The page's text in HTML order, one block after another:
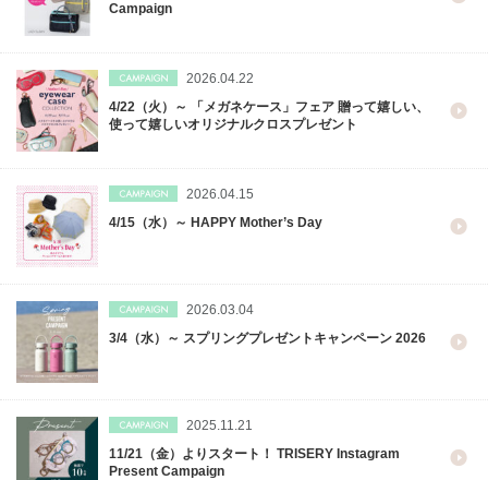
Campaign
2026.04.22
4/22（火）～ 「メガネケース」フェア 贈って嬉しい、
使って嬉しいオリジナルクロスプレゼント
2026.04.15
4/15（水）～ HAPPY Mother’s Day
2026.03.04
3/4（水）～ スプリングプレゼントキャンペーン 2026
2025.11.21
11/21（金）よりスタート！ TRISERY Instagram
Present Campaign